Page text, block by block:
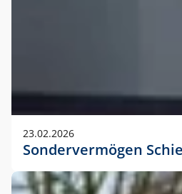
23.02.2026
Sondervermögen